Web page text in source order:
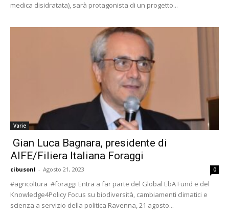
medica disidratata), sarà protagonista di un progetto...
Varie
Gian Luca Bagnara, presidente di
AIFE/Filiera Italiana Foraggi
cibusonl - Agosto 21, 2023 0
#agricoltura #foraggi Entra a far parte del Global EbA Fund e del
Knowledge4Policy Focus su biodiversità, cambiamenti climatici e
scienza a servizio della politica Ravenna, 21 agosto...